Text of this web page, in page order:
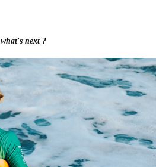
what's next ?